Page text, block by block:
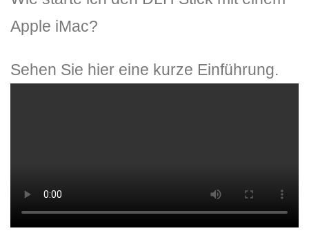
Apple iMac?
Sehen Sie hier eine kurze Einführung.